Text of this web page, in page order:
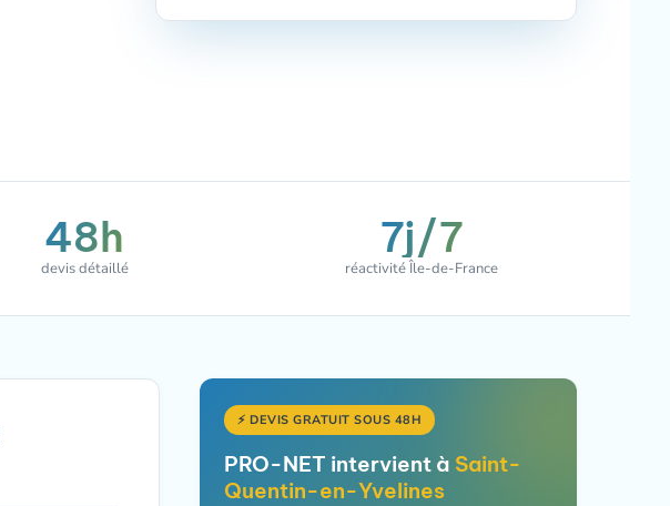
48h
devis détaillé
7j/7
réactivité Île-de-France
⚡ DEVIS GRATUIT SOUS 48H
PRO-NET intervient à Saint-
Quentin-en-Yvelines